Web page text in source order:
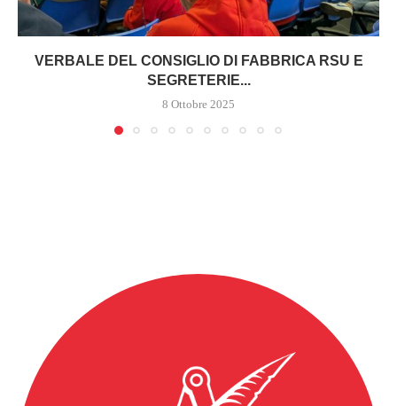
VERBALE DEL CONSIGLIO DI FABBRICA RSU E
SEGRETERIE...
8 Ottobre 2025